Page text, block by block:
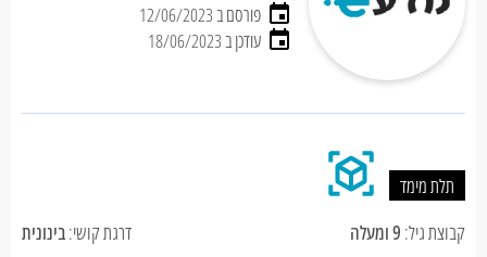
פורסם ב 12/06/2023
עודכן ב 18/06/2023
תלת מימד
קבוצת גיל: 9 ומעלה דרגת קושי:בינונית